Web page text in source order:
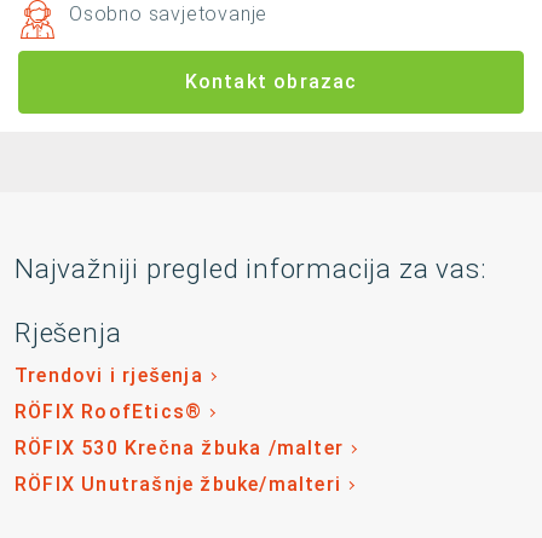
Osobno savjetovanje
Kontakt obrazac
Najvažniji pregled informacija za vas:
Rješenja
Trendovi i rješenja
RÖFIX RoofEtics®
RÖFIX 530 Krečna žbuka /malter
RÖFIX Unutrašnje žbuke/malteri